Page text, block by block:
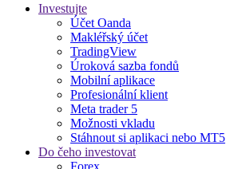
Investujte
Účet Oanda
Makléřský účet
TradingView
Úroková sazba fondů
Mobilní aplikace
Profesionální klient
Meta trader 5
Možnosti vkladu
Stáhnout si aplikaci nebo MT5
Do čeho investovat
Forex